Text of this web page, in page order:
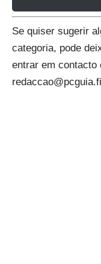
Se quiser sugerir
categoria, pode
entrar em contacto